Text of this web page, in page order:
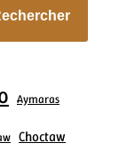
Aymaras
Choctaw